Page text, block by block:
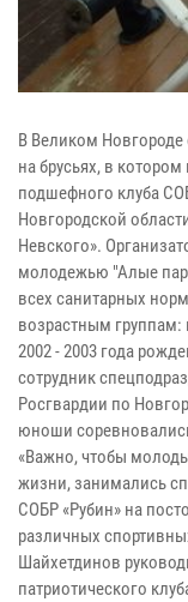
В Великом Новгороде
на брусьях, в
подшефного клуба
Новгородской
Невского».
молодежью "Алые
всех санитарных
возрастным
2002 - 2003 года
сотрудник
Росгвардии по
юноши
«Важно, чтобы
жизни, занимались
СОБР «Рубин» на
различных
Шайхетдинов
патриотического